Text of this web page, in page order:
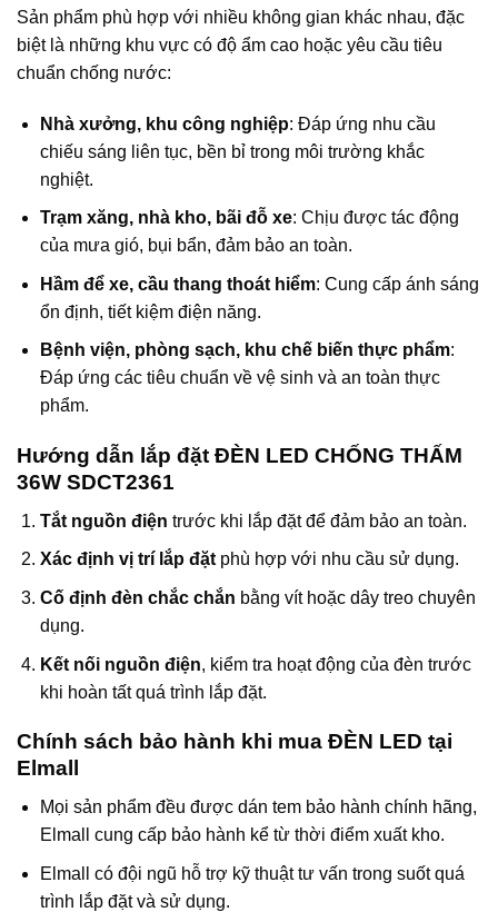
Sản phẩm phù hợp với nhiều không gian khác nhau, đặc
biệt là những khu vực có độ ẩm cao hoặc yêu cầu tiêu
chuẩn chống nước:
Nhà xưởng, khu công nghiệp: Đáp ứng nhu cầu
chiếu sáng liên tục, bền bỉ trong môi trường khắc
nghiệt.
Trạm xăng, nhà kho, bãi đỗ xe: Chịu được tác động
của mưa gió, bụi bẩn, đảm bảo an toàn.
Hầm để xe, cầu thang thoát hiểm: Cung cấp ánh sáng
ổn định, tiết kiệm điện năng.
Bệnh viện, phòng sạch, khu chế biến thực phẩm:
Đáp ứng các tiêu chuẩn về vệ sinh và an toàn thực
phẩm.
Hướng dẫn lắp đặt ĐÈN LED CHỐNG THẤM
36W SDCT2361
Tắt nguồn điện trước khi lắp đặt để đảm bảo an toàn.
Xác định vị trí lắp đặtphù hợp với nhu cầu sử dụng.
Cố định đèn chắc chắn bằng vít hoặc dây treo chuyên
dụng.
Kết nối nguồn điện, kiểm tra hoạt động của đèn trước
khi hoàn tất quá trình lắp đặt.
Chính sách bảo hành khi mua ĐÈN LED tại
Elmall
Mọi sản phẩm đều được dán tem bảo hành chính hãng,
Elmall cung cấp bảo hành kể từ thời điểm xuất kho.
Elmall có đội ngũ hỗ trợ kỹ thuật tư vấn trong suốt quá
trình lắp đặt và sử dụng.